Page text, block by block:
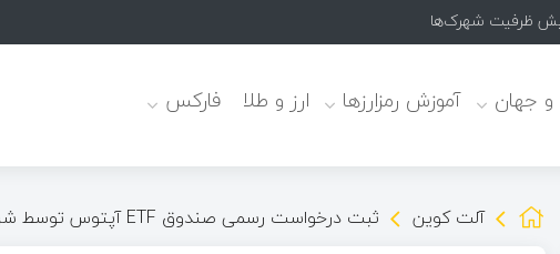
و جهان آموزش رمزارزها ارز و طلا فارکس
آلت کوین ثبت درخواست رسمی صندوق ETF آپتوس توسط شرکت بیت‌وایز